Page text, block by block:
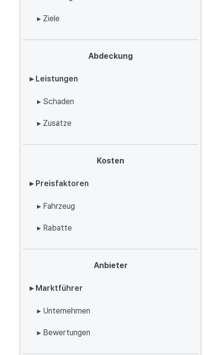
▸ Ziele
Abdeckung
▸ Leistungen
▸ Schaden
▸ Zusätze
Kosten
▸ Preisfaktoren
▸ Fahrzeug
▸ Rabatte
Anbieter
▸ Marktführer
▸ Unternehmen
▸ Bewertungen